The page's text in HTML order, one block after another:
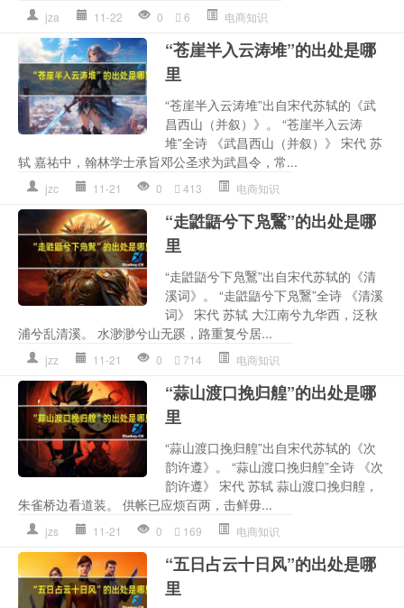
jza 11-22 0 6 电商知识
“苍崖半入云涛堆”的出处是哪
里
“苍崖半入云涛堆”出自宋代苏轼的《武
昌西山（并叙）》。 “苍崖半入云涛
堆”全诗 《武昌西山（并叙）》 宋代 苏
轼 嘉祐中，翰林学士承旨邓公圣求为武昌令，常...
jzc 11-21 0 413 电商知识
“走鼪鼯兮下凫鷖”的出处是哪
里
“走鼪鼯兮下凫鷖”出自宋代苏轼的《清
溪词》。 “走鼪鼯兮下凫鷖”全诗 《清溪
词》 宋代 苏轼 大江南兮九华西，泛秋
浦兮乱清溪。 水渺渺兮山无蹊，路重复兮居...
jzz 11-21 0 714 电商知识
“蒜山渡口挽归艎”的出处是哪
里
“蒜山渡口挽归艎”出自宋代苏轼的《次
韵许遵》。 “蒜山渡口挽归艎”全诗 《次
韵许遵》 宋代 苏轼 蒜山渡口挽归艎，
朱雀桥边看道装。 供帐已应烦百两，击鲜毋...
jzs 11-21 0 169 电商知识
“五日占云十日风”的出处是哪
里